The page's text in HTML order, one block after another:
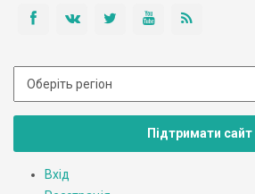
Підтримати сайт
Вхід